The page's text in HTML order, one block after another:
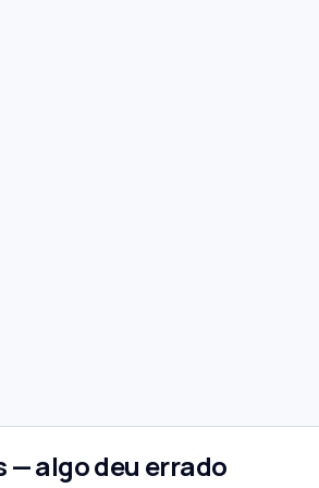
— algo deu errado